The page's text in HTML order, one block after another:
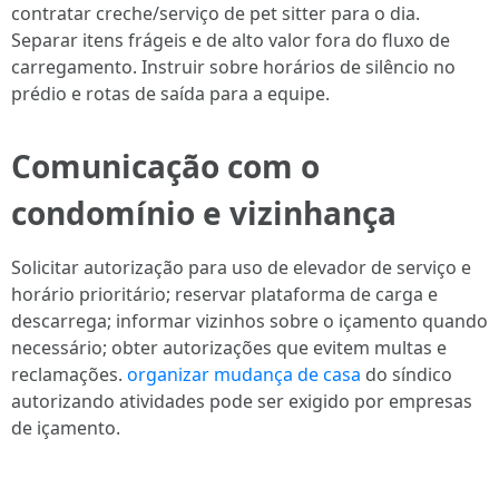
contratar creche/serviço de pet sitter para o dia.
Separar itens frágeis e de alto valor fora do fluxo de
carregamento. Instruir sobre horários de silêncio no
prédio e rotas de saída para a equipe.
Comunicação com o
condomínio e vizinhança
Solicitar autorização para uso de elevador de serviço e
horário prioritário; reservar plataforma de carga e
descarrega; informar vizinhos sobre o içamento quando
necessário; obter autorizações que evitem multas e
reclamações. organizar mudança de casa do síndico
autorizando atividades pode ser exigido por empresas
de içamento.